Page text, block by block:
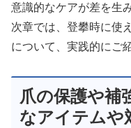
意識的なケアが差を生
次章では、登攀時に使
について、実践的にご
爪の保護や補
なアイテムや